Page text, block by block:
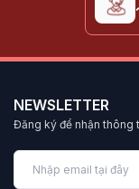
NEWSLETTER
Đăng ký để nhận thông